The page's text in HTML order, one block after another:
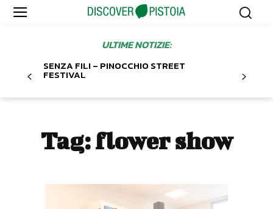
ULTIME NOTIZIE:
SENZA FILI – PINOCCHIO STREET
FESTIVAL
Tag:flower show